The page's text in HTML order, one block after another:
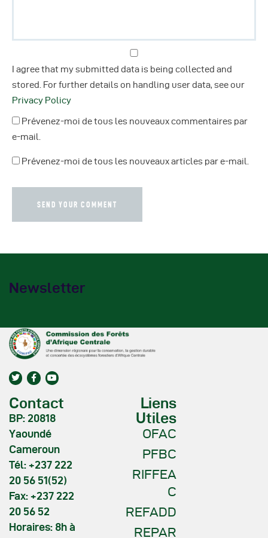
I agree that my submitted data is being collected and
stored. For further details on handling user data, see our
Privacy Policy
Prévenez-moi de tous les nouveaux commentaires par
e-mail.
Prévenez-moi de tous les nouveaux articles par e-mail.
Newsletter
Contact
BP: 20818
Yaoundé
Cameroun
Tél: +237 222
20 56 51(52)
Fax: +237 222
20 56 52
Horaires: 8h à
Liens
Utiles
OFAC
PFBC
RIFFEA
C
REFADD
REPAR